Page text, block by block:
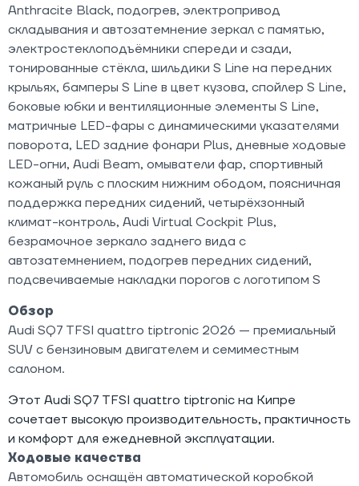
Anthracite Black, подогрев, электропривод
складывания и автозатемнение зеркал с памятью,
электростеклоподъёмники спереди и сзади,
тонированные стёкла, шильдики S Line на передних
крыльях, бамперы S Line в цвет кузова, спойлер S Line,
боковые юбки и вентиляционные элементы S Line,
матричные LED-фары с динамическими указателями
поворота, LED задние фонари Plus, дневные ходовые
LED-огни, Audi Beam, омыватели фар, спортивный
кожаный руль с плоским нижним ободом, поясничная
поддержка передних сидений, четырёхзонный
климат-контроль, Audi Virtual Cockpit Plus,
безрамочное зеркало заднего вида с
автозатемнением, подогрев передних сидений,
подсвечиваемые накладки порогов с логотипом S
Обзор
Audi SQ7 TFSI quattro tiptronic 2026 — премиальный
SUV с бензиновым двигателем и семиместным
салоном.
Этот Audi SQ7 TFSI quattro tiptronic на Кипре
сочетает высокую производительность, практичность
и комфорт для ежедневной эксплуатации.
Ходовые качества
Автомобиль оснащён автоматической коробкой